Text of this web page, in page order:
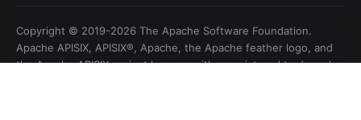
Copyright © 2019-2026 The Apache Software Foundation.
Apache APISIX, APISIX®, Apache, the Apache feather logo, and
the Apache APISIX project logo are either registered trademarks